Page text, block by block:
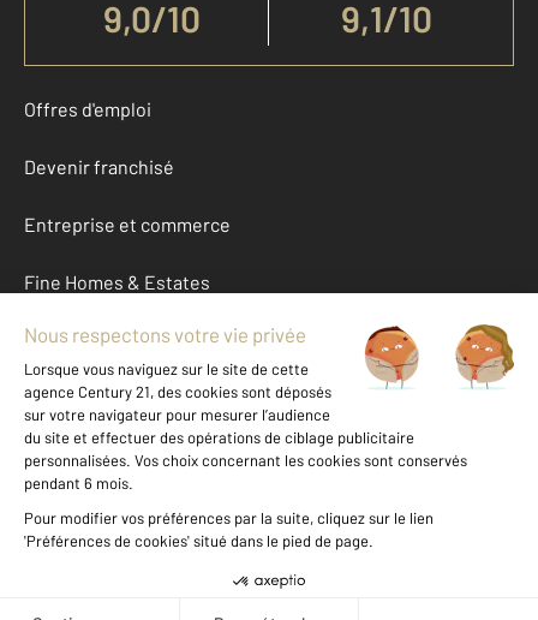
9,0/10 9,1/10
Offres d'emploi
Devenir franchisé
Entreprise et commerce
Fine Homes & Estates
À propos
International
Nous contacter
Données personnelles